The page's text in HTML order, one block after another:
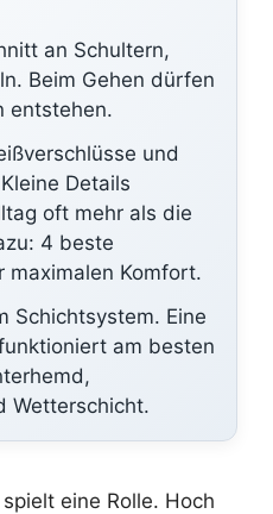
an Schultern,
Beim Gehen dürfen
entstehen.
und
Details
oft mehr als die
4 beste
maximalen Komfort.
Schichtsystem. Eine
am besten
Wetterschicht.
eine Rolle. Hoch